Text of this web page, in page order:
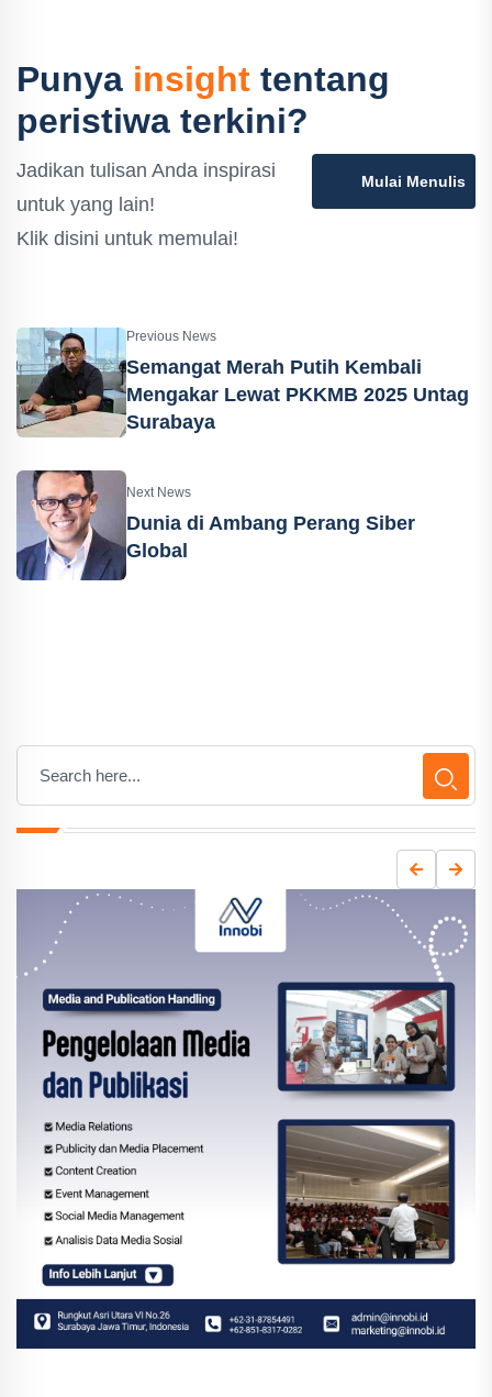
Punya insight tentang
peristiwa terkini?
Jadikan tulisan Anda inspirasi
untuk yang lain!
Klik disini untuk memulai!
Mulai Menulis
Previous News
Semangat Merah Putih Kembali
Mengakar Lewat PKKMB 2025 Untag
Surabaya
Next News
Dunia di Ambang Perang Siber
Global